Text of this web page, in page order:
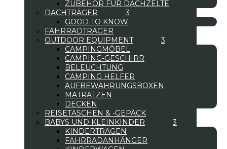
ZUBEHÖR FÜR DACHZELTE
DACHTRÄGER
GOOD TO KNOW
FAHRRADTRÄGER
OUTDOOR EQUIPMENT
CAMPINGMÖBEL
CAMPING-GESCHIRR
BELEUCHTUNG
CAMPING HELFER
AUFBEWAHRUNGSBOXEN
MATRATZEN
DECKEN
REISETASCHEN & -GEPÄCK
BABYS UND KLEINKINDER
KINDERTRAGEN
FAHRRADANHÄNGER